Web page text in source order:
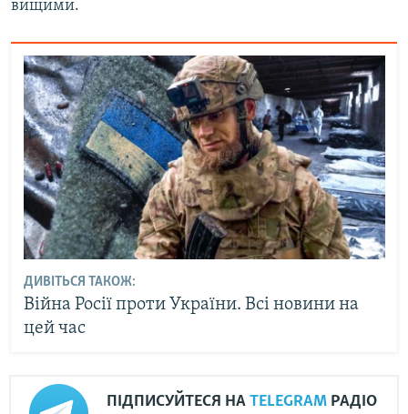
вищими.
ДИВІТЬСЯ ТАКОЖ:
Війна Росії проти України. Всі новини на
цей час
ПІДПИСУЙТЕСЯ НА TELEGRAM РАДІО